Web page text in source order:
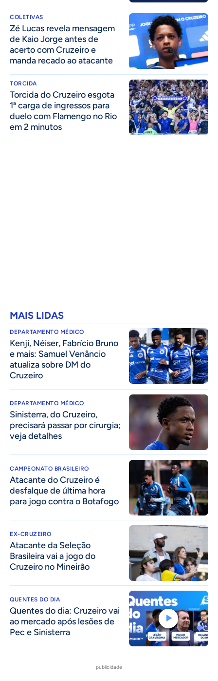
COLETIVAS
Zé Lucas revela mensagem
de Kaio Jorge antes de
acerto com Cruzeiro e
manda recado ao atacante
TORCIDA
Torcida do Cruzeiro esgota
1ª carga de ingressos para
duelo com Flamengo no Rio
em 2 minutos
MAIS LIDAS
DEPARTAMENTO MÉDICO
Kenji, Néiser, Fabrício Bruno
e mais: Samuel Venâncio
atualiza sobre DM do
Cruzeiro
DEPARTAMENTO MÉDICO
Sinisterra, do Cruzeiro,
precisará passar por cirurgia;
veja detalhes
CAMPEONATO BRASILEIRO
Atacante do Cruzeiro é
desfalque de última hora
para jogo contra o Botafogo
EX-CRUZEIRO
Atacante da Seleção
Brasileira vai a jogo do
Cruzeiro no Mineirão
QUENTES DO DIA
Quentes do dia: Cruzeiro vai
ao mercado após lesões de
Pec e Sinisterra
publicidade